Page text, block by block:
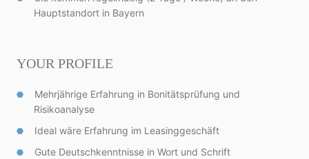
Hauptstandort in Bayern
YOUR PROFILE
Mehrjährige Erfahrung in Bonitätsprüfung und
Risikoanalyse
Ideal wäre Erfahrung im Leasinggeschäft
Gute Deutschkenntnisse in Wort und Schrift